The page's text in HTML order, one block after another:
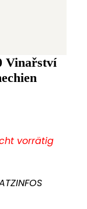
Vinařství
vorrätig